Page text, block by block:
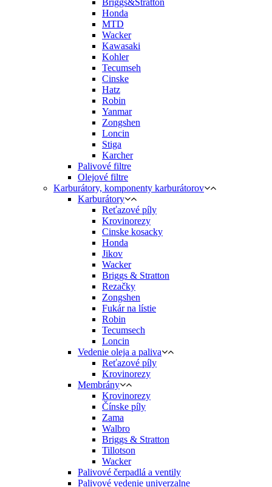
Briggs&Stratton
Honda
MTD
Wacker
Kawasaki
Kohler
Tecumseh
Cinske
Hatz
Robin
Yanmar
Zongshen
Loncin
Stiga
Karcher
Palivové filtre
Olejové filtre
Karburátory, komponenty karburátorov
Karburátory
Reťazové píly
Krovinorezy
Cinske kosacky
Honda
Jikov
Wacker
Briggs & Stratton
Rezačky
Zongshen
Fukár na lístie
Robin
Tecumsech
Loncin
Vedenie oleja a paliva
Reťazové píly
Krovinorezy
Membrány
Krovinorezy
Čínske píly
Zama
Walbro
Briggs & Stratton
Tillotson
Wacker
Palivové čerpadlá a ventily
Palivové vedenie univerzalne